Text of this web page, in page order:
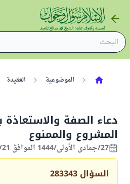
الموضوعية العقيدة
دعاء الصفة والاستعاذة
المشروع والممنوع
27/جمادى الأولى/1444 الموافق 21/ديسمبر/2022
السؤال 283343